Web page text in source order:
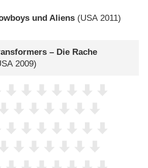
und Aliens (USA2011)
– Die Rache
2009)